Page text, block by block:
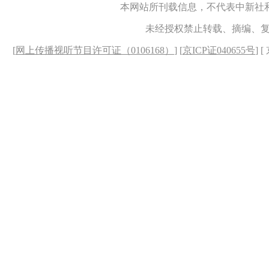
本网站所刊载信息，不代表中新
未经授权禁止转载、摘编、
[网上传播视听节目许可证（0106168） ] [京ICP证040655号] [